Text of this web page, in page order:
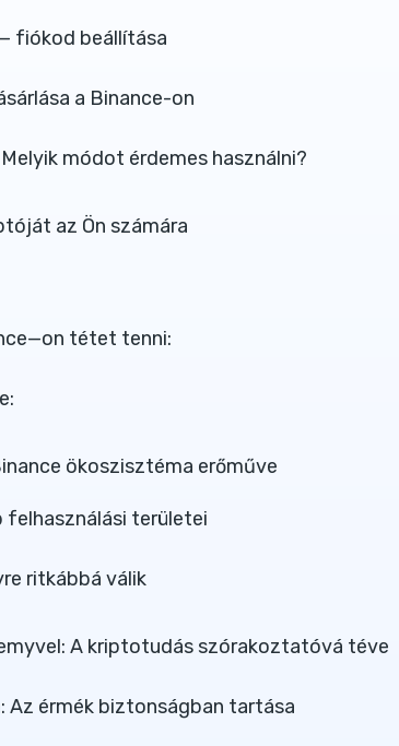
fiókod beállítása
a Binance-on
módot érdemes használni?
az Ön számára
tétet tenni:
ökoszisztéma erőműve
területei
ritkábbá válik
A kriptotudás szórakoztatóvá téve
Az érmék biztonságban tartása